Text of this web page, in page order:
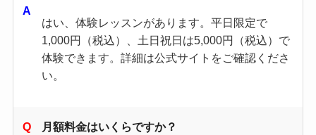
はい、体験レッスンがあります。​平日限定で
1,000円（税込）、土日祝日は5,000円（税込）で
体験できます。​詳細は公式サイトをご確認くださ
い。 ​
月額料金はいくらですか？